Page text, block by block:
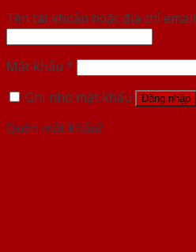
Tên tài khoản hoặc địa chỉ email
Mật khẩu *
Ghi nhớ mật khẩu
Đăng nhập
Quên mật khẩu?